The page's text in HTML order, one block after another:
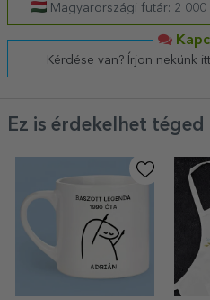
Magyarországi futár: 2 000
Kérdése van? Írjon nekünk
Ez is érdekelhet téged